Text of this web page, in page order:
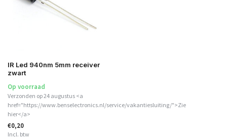
IR Led 940nm 5mm receiver
zwart
Op voorraad
Verzonden op 24 augustus <a
href="https://www.benselectronics.nl/service/vakantiesluiting/">Zie
hier</a>
€0,20
Incl. btw